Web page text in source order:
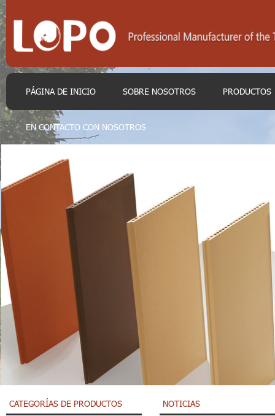
PÁGINA DE INICIO SOBRE NOSOTROS PRODUCTOS
EN CONTACTO CON NOSOTROS
CATEGORÍAS DE PRODUCTOS NOTICIAS